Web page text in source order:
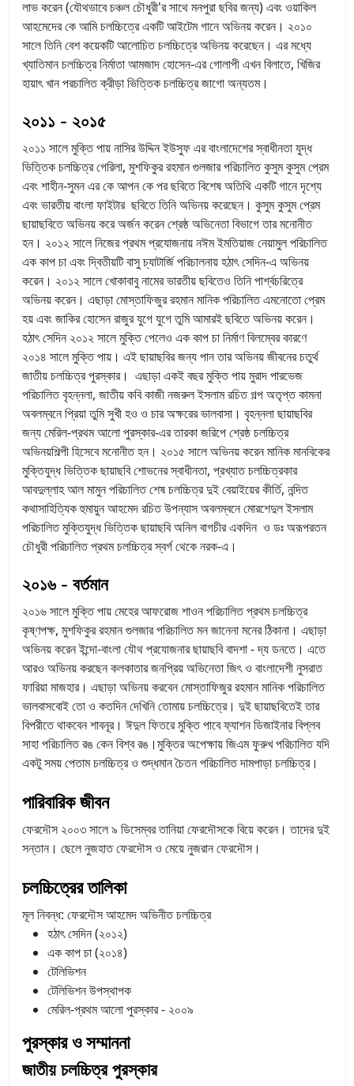
লাভ করেন (যৌথভাবে চঞ্চল চৌধুরী'র সাথে মনপুরা ছবির জন্য) এবং ওয়াকিল
আহমেদের কে আমি চলচ্চিত্রে একটি আইটেম গানে অভিনয় করেন। ২০১০
সালে তিনি বেশ কয়েকটি আলোচিত চলচ্চিত্রে অভিনয় করেছেন। এর মধ্যে
খ্যাতিমান চলচ্চিত্র নির্মাতা আমজাদ হোসেন-এর গোলাপী এখন বিলাতে, খিজির
হায়াৎ খান পরচালিত ক্রীড়া ভিত্তিক চলচ্চিত্র জাগো অন্যতম।
২০১১ - ২০১৫
২০১১ সালে মুক্তি পায় নাসির উদ্দিন ইউসুফ এর বাংলাদেশের স্বাধীনতা যুদ্ধ
ভিত্তিক চলচ্চিত্র গেরিলা, মুশফিকুর রহমান গুলজার পরিচালিত কুসুম কুসুম প্রেম
এবং শাহীন-সুমন এর কে আপন কে পর ছবিতে বিশেষ অতিথি একটি গানে দৃশ্যে
এবং ভারতীয় বাংলা ফাইটার ছবিতে তিনি অভিনয় করেছেন। কুসুম কুসুম প্রেম
ছায়াছবিতে অভিনয় করে অর্জন করেন শ্রেষ্ঠ অভিনেতা বিভাগে তারমনোনীত
হন। ২০১২ সালে নিজের প্রথম প্রযোজনায় নঈম ইমতিয়াজ নেয়ামুল পরিচালিত
এক কাপ চা এবং দ্বিতীয়টি বাসু চ্যাটার্জি পরিচালনায় হঠাৎ সেদিন-এ অভিনয়
করেন। ২০১২ সালে খোকাবাবু নামের ভারতীয় ছবিতেও তিনি পার্শ্বচরিত্রে
অভিনয় করেন। এছাড়া মোস্তাফিজুর রহমান মানিক পরিচালিত এমনোতো প্রেম
হয় এবং জাকির হোসেন রাজুর যুগে যুগে তুমি আমারই ছবিতে অভিনয় করেন।
হঠাৎ সেদিন ২০১২ সালে মুক্তি পেলেও এক কাপ চা নির্মাণ বিলম্বের কারণে
২০১৪ সালে মুক্তি পায়। এই ছায়াছবির জন্য পান তার অভিনয় জীবনের চতুর্থ
জাতীয় চলচ্চিত্র পুরস্কার। এছাড়া একই বছর মুক্তি পায় মুরাদ পারভেজ
পরিচালিত বৃহন্নলা, জাতীয় কবি কাজী নজরুল ইসলাম রচিত গল্প অতৃপ্ত কামনা
অবলম্বনে প্রিয়া তুমি সুখী হও ও চার অক্ষরের ভালবাসা। বৃহন্নলা ছায়াছবির
জন্য মেরিল-প্রথম আলো পুরস্কার-এর তারকা জরিপে শ্রেষ্ঠ চলচ্চিত্র
অভিনয়শিল্পী হিসেবে মনোনীত হন। ২০১৫ সালে অভিনয় করেন মানিক মানবিকের
মুক্তিযুদ্ধ ভিত্তিক ছায়াছবি শোভনের স্বাধীনতা, প্রখ্যাত চলচ্চিত্রকার
আবদুল্লাহ আল মামুন পরিচালিত শেষ চলচ্চিত্র দুই বেয়াইয়ের কীর্তি, নন্দিত
কথাসাহিত্যিক হুমায়ুন আহমেদ রচিত উপন্যাস অবলম্বনে মোরশেদুল ইসলাম
পরিচালিত মুক্তিযুদ্ধ ভিত্তিক ছায়াছবি অনিল বাগচীর একদিন ও ডঃ অরূপরতন
চৌধুরী পরিচালিত প্রথম চলচ্চিত্র স্বর্গ থেকে নরক-এ।
২০১৬ - বর্তমান
২০১৬ সালে মুক্তি পায় মেহের আফরোজ শাওন পরিচালিত প্রথম চলচ্চিত্র
কৃষ্ণপক্ষ, মুশফিকুর রহমান গুলজার পরিচালিত মন জানেনা মনের ঠিকানা। এছাড়া
অভিনয় করেন ইন্দো-বাংলা যৌথ প্রযোজনার ছায়াছবি বাদশা - দ্য ডনতে। এতে
আরও অভিনয় করছেন কলকাতার জনপ্রিয় অভিনেতা জিৎ ও বাংলাদেশী নুসরাত
ফারিয়া মাজহার। এছাড়া অভিনয় করবেন মোস্তাফিজুর রহমান মানিক পরিচালিত
ভালবাসবোই তো ও কতদিন দেখিনি তোমায় চলচ্চিত্রে। দুই ছায়াছবিতেই তার
বিপরীতে থাকবেন শাবনূর। ঈদুল ফিতরে মুক্তি পাবে ফ্যাশন ডিজাইনার বিপ্লব
সাহা পরিচালিত রঙ কেন বিশ্ব রঙ।মুক্তির অপেক্ষায় জিএম ফুরুখ পরিচালিত যদি
একটু সময় পেতাম চলচ্চিত্র ও শুদ্ধমান চৈতন পরিচালিত দামপাড়া চলচ্চিত্র।
পারিবারিক জীবন
ফেরদৌস ২০০৩ সালে ৯ ডিসেম্বর তানিয়া ফেরদৌসকে বিয়ে করেন। তাদের দুই
সন্তান। ছেলে নুজহাত ফেরদৌস ও মেয়ে নুজরান ফেরদৌস।
চলচ্চিত্রের তালিকা
মূল নিবন্ধ: ফেরদৌস আহমেদ অভিনীত চলচ্চিত্র
হঠাৎ সেদিন (২০১২)
এক কাপ চা (২০১৪)
টেলিভিশন
টেলিভিশন উপস্থাপক
মেরিল-প্রথম আলো পুরস্কার - ২০০৯
পুরস্কার ও সম্মাননা
জাতীয় চলচ্চিত্র পুরস্কার